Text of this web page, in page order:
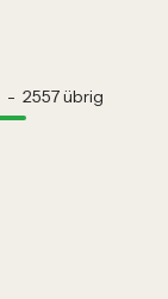
- 2557übrig